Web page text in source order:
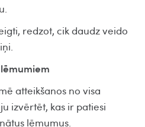
redzot, cik daudz veido
atteikšanos no visa
izvērtēt, kas ir patiesi
lēmumus.